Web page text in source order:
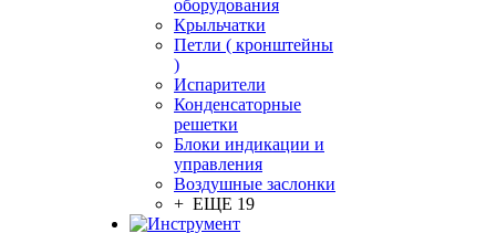
оборудования
Крыльчатки
Петли ( кронштейны
)
Испарители
Конденсаторные
решетки
Блоки индикации и
управления
Воздушные заслонки
+ ЕЩЕ 19